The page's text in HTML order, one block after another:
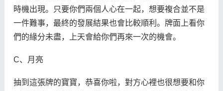
時機出現。只要你們兩個人心在一起，想要複合並不是
一件難事，最終的發展結果也會比較順利。牌面上看你
們的緣分未盡，上天會給你們再來一次的機會。
C、月亮
抽到這張牌的寶寶，恭喜你啦，對方心裡也很想要和你